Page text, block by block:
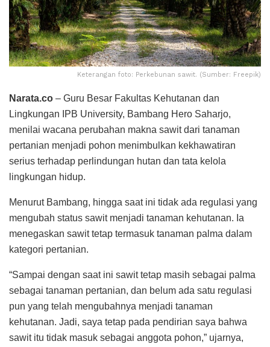
Keterangan foto: Perkebunan sawit. (Sumber: Freepik)
Narata.co – Guru Besar Fakultas Kehutanan dan
Lingkungan IPB University, Bambang Hero Saharjo,
menilai wacana perubahan makna sawit dari tanaman
pertanian menjadi pohon menimbulkan kekhawatiran
serius terhadap perlindungan hutan dan tata kelola
lingkungan hidup.
Menurut Bambang, hingga saat ini tidak ada regulasi yang
mengubah status sawit menjadi tanaman kehutanan. Ia
menegaskan sawit tetap termasuk tanaman palma dalam
kategori pertanian.
“Sampai dengan saat ini sawit tetap masih sebagai palma
sebagai tanaman pertanian, dan belum ada satu regulasi
pun yang telah mengubahnya menjadi tanaman
kehutanan. Jadi, saya tetap pada pendirian saya bahwa
sawit itu tidak masuk sebagai anggota pohon,” ujarnya,